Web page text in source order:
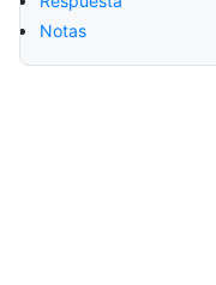
Notas